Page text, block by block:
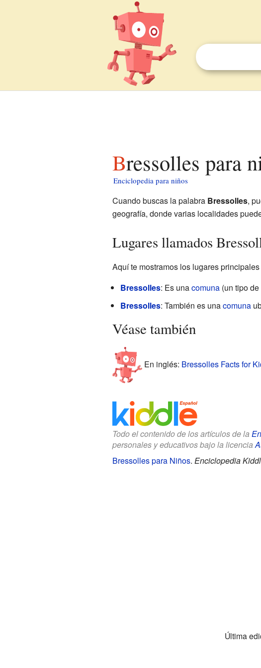
Bressolles para
Enciclopedia para niños
Cuando buscas la palabra Bressolles,
geografía, donde varias localidades
Lugares llamados
Aquí te mostramos los lugares
Bressolles: Es unacomuna(un tipo de
Bressolles: También es unacomuna
Véase también
En inglés: Bressolles Facts for
Todo el contenido de los artículos de la
personales y educativos bajo la licencia
Bressolles para Niños. Enciclopedia
Última